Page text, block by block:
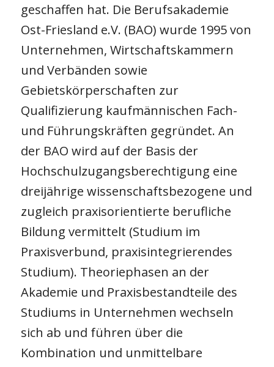
geschaffen hat. Die Berufsakademie
Ost-Friesland e.V. (BAO) wurde 1995 von
Unternehmen, Wirtschaftskammern
und Verbänden sowie
Gebietskörperschaften zur
Qualifizierung kaufmännischen Fach-
und Führungskräften gegründet. An
der BAO wird auf der Basis der
Hochschulzugangsberechtigung eine
dreijährige wissenschaftsbezogene und
zugleich praxisorientierte berufliche
Bildung vermittelt (Studium im
Praxisverbund, praxisintegrierendes
Studium). Theoriephasen an der
Akademie und Praxisbestandteile des
Studiums in Unternehmen wechseln
sich ab und führen über die
Kombination und unmittelbare